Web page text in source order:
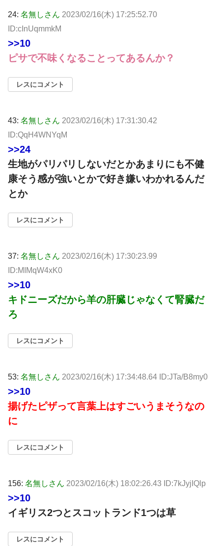
24: 名無しさん 2023/02/16(木) 17:25:52.70
ID:cInUqmmkM
>>10
ピサで不味くなることってあるんか？
レスにコメント
43: 名無しさん 2023/02/16(木) 17:31:30.42
ID:QqH4WNYqM
>>24
生地がパリパリしないだとかあまりにも不健
康そう感が強いとかで好き嫌いわかれるんだ
とか
レスにコメント
37: 名無しさん 2023/02/16(木) 17:30:23.99
ID:MIMqW4xK0
>>10
キドニーズだから羊の肝臓じゃなくて腎臓だ
ろ
レスにコメント
53: 名無しさん 2023/02/16(木) 17:34:48.64 ID:JTa/B8my0
>>10
揚げたピザって言葉上はすごいうまそうなの
に
レスにコメント
156: 名無しさん 2023/02/16(木) 18:02:26.43 ID:7kJyjIQlp
>>10
イギリス2つとスコットランド1つは草
レスにコメント